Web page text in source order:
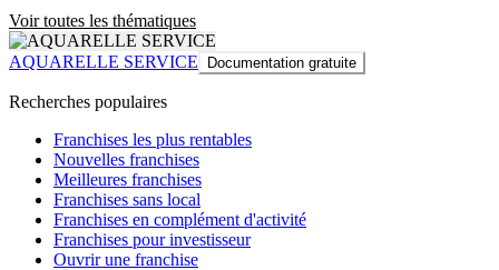
Voir toutes les thématiques
AQUARELLE SERVICE Documentation gratuite
Recherches populaires
Franchises les plus rentables
Nouvelles franchises
Meilleures franchises
Franchises sans local
Franchises en complément d'activité
Franchises pour investisseur
Ouvrir une franchise